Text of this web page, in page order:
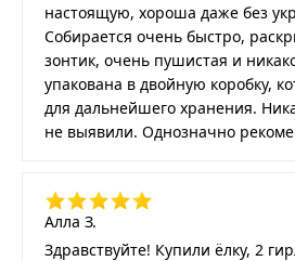
настоящую, хороша даже без
Собирается очень быстро,
зонтик, очень пушистая и
упакована в двойную коробку,
для дальнейшего хранения.
не выявили. Однозначно
Алла З.
Здравствуйте! Купили ёлку, 2